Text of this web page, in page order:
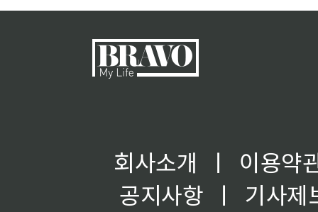
회사소개 ㅣ
이용약
공지사항
ㅣ
기사제